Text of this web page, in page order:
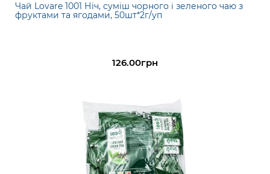
Чай Lovare 1001 Ніч, суміш чорного і зеленого чаю з
фруктами та ягодами, 50шт*2г/уп
126.00грн